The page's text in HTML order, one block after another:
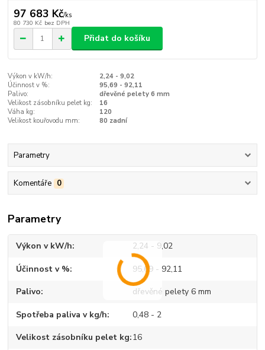
97 683 Kč/ks
80 730 Kč bez DPH
Přidat do košíku
Výkon v kW/h:
2,24 - 9,02
Účinnost v %:
95,69 - 92,11
Palivo:
dřevěné pelety 6 mm
Velikost zásobníku pelet kg:
16
Váha kg:
120
Velikost kouřovodu mm:
80 zadní
Parametry
Komentáře 0
Parametry
Výkon v kW/h 2,24 - 9,02
Účinnost v % 95,69 - 92,11
Palivo dřevěné pelety 6 mm
Spotřeba paliva v kg/h 0,48 - 2
Velikost zásobníku pelet kg 16